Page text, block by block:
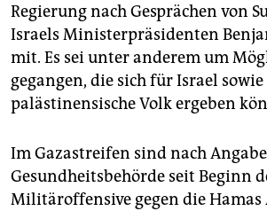
Regierung nach Gesprächen von
Israels Ministerpräsidenten
mit. Es sei unter anderem um
gegangen, die sich für Israel sowie
palästinensische Volk ergeben
Im Gazastreifen sind nach
Gesundheitsbehörde seit Beginn
Militäroffensive gegen die